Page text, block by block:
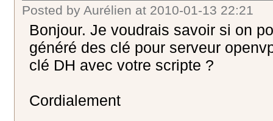
Posted by Aurélien at 2010-01-13 22:21
Bonjour. Je voudrais savoir si on
généré des clé pour serveur
clé DH avec votre scripte ?
Cordialement